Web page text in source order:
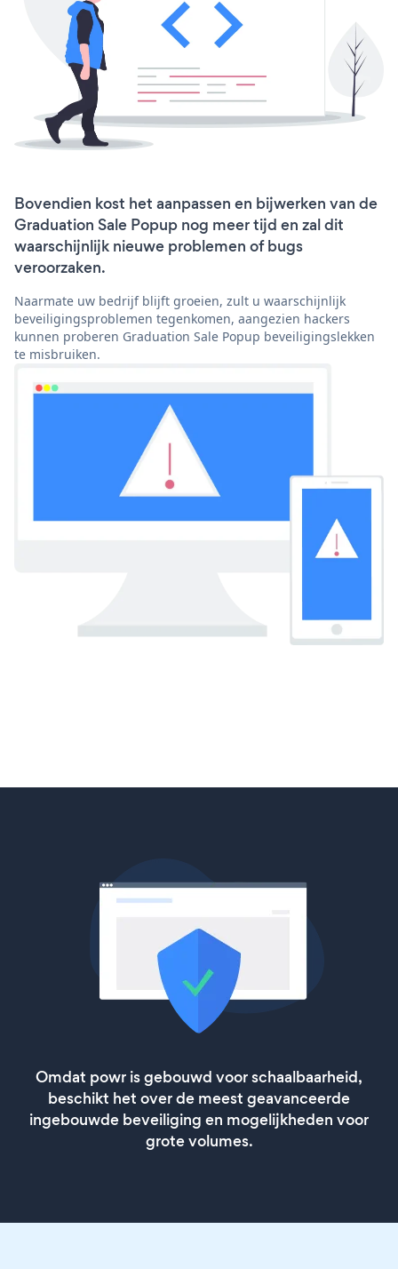
Bovendien kost het aanpassen en bijwerken van de
Graduation Sale Popup nog meer tijd en zal dit
waarschijnlijk nieuwe problemen of bugs
veroorzaken.
Naarmate uw bedrijf blijft groeien, zult u waarschijnlijk
beveiligingsproblemen tegenkomen, aangezien hackers
kunnen proberen Graduation Sale Popup beveiligingslekken
te misbruiken.
Omdat powr is gebouwd voor schaalbaarheid,
beschikt het over de meest geavanceerde
ingebouwde beveiliging en mogelijkheden voor
grote volumes.